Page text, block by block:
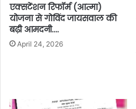
एक्सटेंशन रिफॉर्म (आत्मा)
योजना से गोविंद जायसवाल की
बढ़ी आमदनी….
April 24, 2026